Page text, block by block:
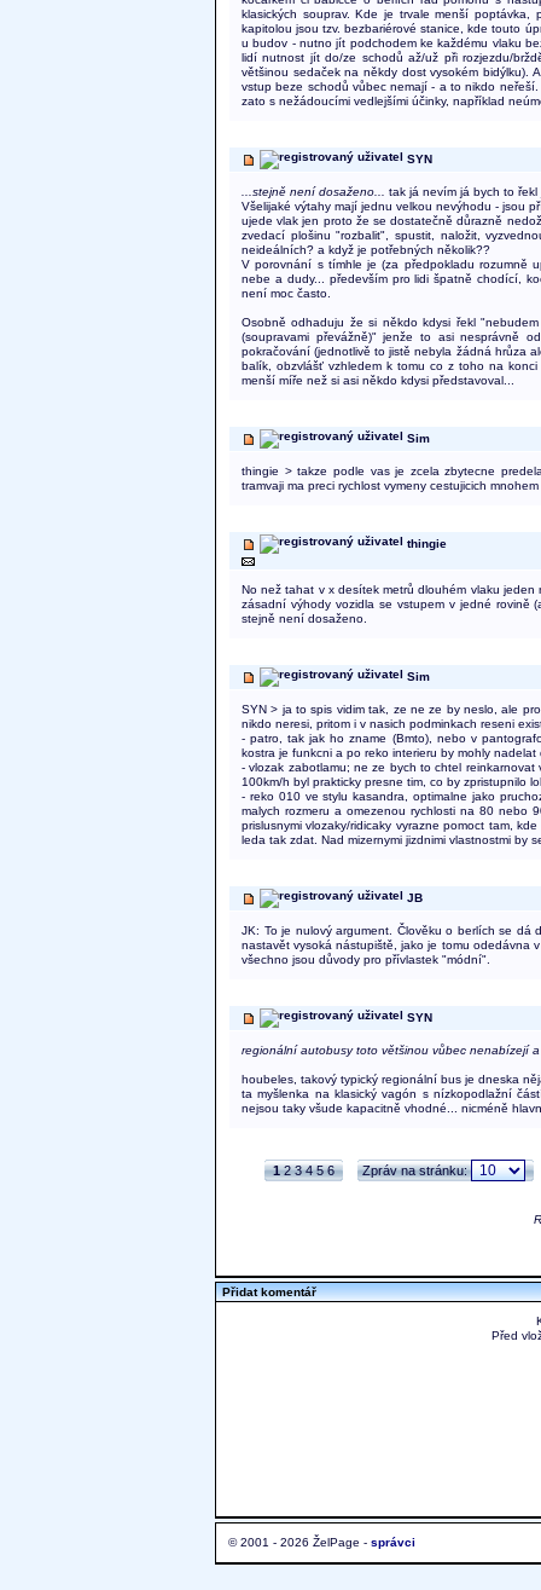
klasických souprav. Kde je trvale menší
kapitolou jsou tzv. bezbariérové stanice, kde touto
u budov - nutno jít podchodem ke každému vlaku
lidí nutnost jít do/ze schodů až/už při rozjezdu/
většinou sedaček na někdy dost vysokém bidýlku).
vstup beze schodů vůbec nemají - a to nikdo
zato s nežádoucími vedlejšími účinky, například
SYN
...stejně není dosaženo...
tak já nevím já bych to
Všelijaké výtahy mají jednu velkou nevýhodu - jsou
ujede vlak jen proto že se dostatečně důrazně
zvedací plošinu "rozbalit", spustit, naložit,
neideálních? a když je potřebných několik??
V porovnání s tímhle je (za předpokladu rozumně
nebe a dudy... především pro lidi špatně chodící,
není moc často.
Osobně odhaduju že si někdo kdysi řekl
(soupravami převážně)" jenže to asi nesprávně
pokračování (jednotlivě to jistě nebyla žádná hrůza
balík, obzvlášť vzhledem k tomu co z toho na
menší míře než si asi někdo kdysi představoval...
Sim
thingie > takze podle vas je zcela zbytecne
tramvaji ma preci rychlost vymeny cestujicich
thingie
No než tahat v x desítek metrů dlouhém vlaku
zásadní výhody vozidla se vstupem v jedné
stejně není dosaženo.
Sim
SYN > ja to spis vidim tak, ze ne ze by neslo, ale
nikdo neresi, pritom i v nasich podminkach reseni
- patro, tak jak ho zname (Bmto), nebo v
kostra je funkcni a po reko interieru by mohly
- vlozak zabotlamu; ne ze bych to chtel
100km/h byl prakticky presne tim, co by zpristupnilo
- reko 010 ve stylu kasandra, optimalne jako
malych rozmeru a omezenou rychlosti na 80 nebo
prislusnymi vlozaky/ridicaky vyrazne pomoct tam,
leda tak zdat. Nad mizernymi jizdnimi vlastnostmi by
JB
JK: To je nulový argument. Člověku o berlích se dá
nastavět vysoká nástupiště, jako je tomu odedávna
všechno jsou důvody pro přívlastek "módní".
SYN
regionální autobusy toto většinou vůbec nenabízejí
houbeles, takový typický regionální bus je dneska
ta myšlenka na klasický vagón s nízkopodlažní
nejsou taky všude kapacitně vhodné... nicméně
1 2 3 4 5 6 Zpráv na stránku:
Přidat komentář
Před
© 2001 - 2026 ŽelPage - správci